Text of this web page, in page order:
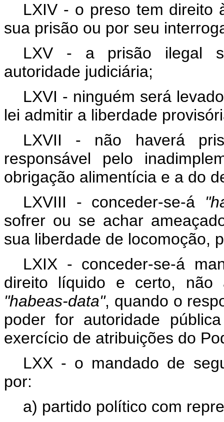
LXIV - o preso tem direito
sua prisão ou por seu
LXV - a prisão ilegal
autoridade judiciária;
LXVI - ninguém será
lei admitir a liberdade
LXVII - não haverá
responsável pelo
obrigação alimentícia e a do
LXVIII - conceder-se-á
sofrer ou se achar
sua liberdade de locomoção,
LXIX - conceder-se-á
direito líquido e certo,
"habeas-data", quando o
poder for autoridade
exercício de atribuições do
LXX - o mandado de
por:
a) partido político com